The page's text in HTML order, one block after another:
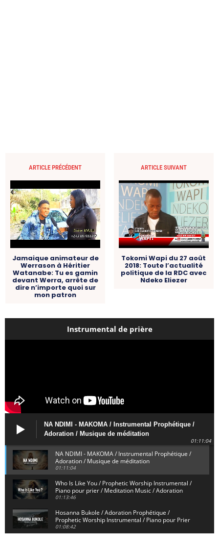
ARTICLE PRÉCÉDENT
Jamaique animateur de
Werrason à Héritier
Watanabe: Tu es gamin
devant Werra, arrête de
dire n’importe quoi sur
mon patron
ARTICLE SUIVANT
Tokomi Wapi du 27 août
2018: Toute l’actualité
politique de la RDC avec
Ndeko Eliezer
Instrumental de prière
NA NDIMI - MAKOMA / Instrumental Prophétique /
Adoration / Musique de méditation
01:11:04
NA NDIMI - MAKOMA / Instrumental Prophétique /
Adoration / Musique de méditation
01:11:04
Who Is Like You / Prophetic Worship Instrumental /
Piano pour prier / Meditation Music / Adoration
01:13:46
Hosanna Bukole / Adoration Prophétique /
Prophetic Worship Instrumental / Piano pour Prier
01:08:42